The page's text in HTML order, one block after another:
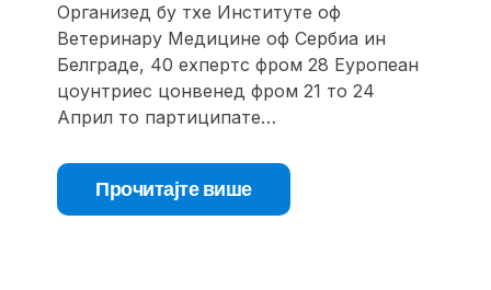
Организед бy тхе Институте оф
Ветеринарy Медицине оф Сербиа ин
Белграде, 40 еxпертс фром 28 Еуропеан
цоунтриес цонвенед фром 21 то 24
Април то партиципате…
Прочитајте више